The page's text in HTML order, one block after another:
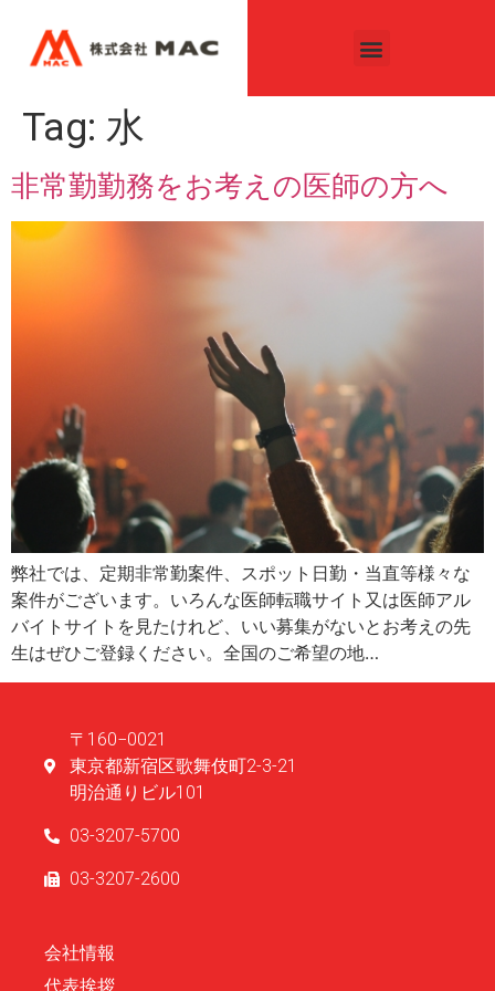
Tag: 水
非常勤勤務をお考えの医師の方へ
弊社では、定期非常勤案件、スポット日勤・当直等様々な
案件がございます。いろんな医師転職サイト又は医師アル
バイトサイトを見たけれど、いい募集がないとお考えの先
生はぜひご登録ください。全国のご希望の地…
〒160−0021
東京都新宿区歌舞伎町2-3-21
明治通りビル101
03-3207-5700
03-3207-2600
会社情報
代表挨拶